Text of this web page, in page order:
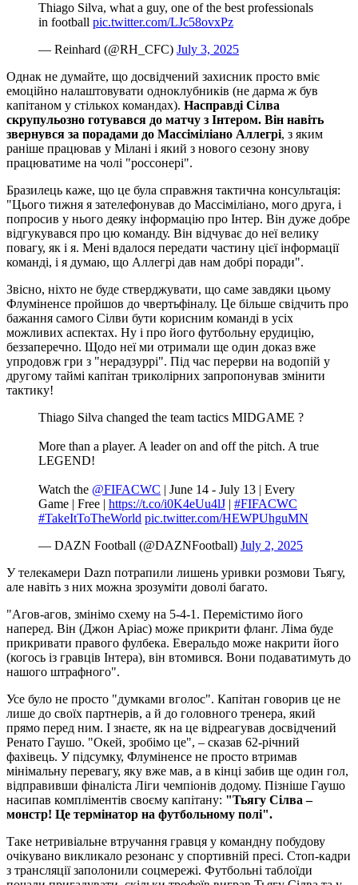
Thiago Silva, what a guy, one of the best professionals
in football pic.twitter.com/LJc58ovxPz
— Reinhard (@RH_CFC) July 3, 2025
Однак не думайте, що досвідчений захисник просто вміє
емоційно налаштовувати одноклубників (не дарма ж був
капітаном у стількох командах). Насправді Сілва
скрупульозно готувався до матчу з Інтером. Він навіть
звернувся за порадами до Массіміліано Аллегрі, з яким
раніше працював у Мілані і який з нового сезону знову
працюватиме на чолі "россонері".
Бразилець каже, що це була справжня тактична консультація:
"Цього тижня я зателефонував до Массіміліано, мого друга, і
попросив у нього деяку інформацію про Інтер. Він дуже добре
відгукувався про цю команду. Він відчуває до неї велику
повагу, як і я. Мені вдалося передати частину цієї інформації
команді, і я думаю, що Аллегрі дав нам добрі поради".
Звісно, ніхто не буде стверджувати, що саме завдяки цьому
Флуміненсе пройшов до чвертьфіналу. Це більше свідчить про
бажання самого Сілви бути корисним команді в усіх
можливих аспектах. Ну і про його футбольну ерудицію,
беззаперечно. Щодо неї ми отримали ще один доказ вже
упродовж гри з "нерадзуррі". Під час перерви на водопій у
другому таймі капітан триколірних запропонував змінити
тактику!
Thiago Silva changed the team tactics MIDGAME ?
More than a player. A leader on and off the pitch. A true
LEGEND!
Watch the @FIFACWC | June 14 - July 13 | Every
Game | Free | https://t.co/i0K4eUu4lJ | #FIFACWC
#TakeItToTheWorld pic.twitter.com/HEWPUhguMN
— DAZN Football (@DAZNFootball) July 2, 2025
У телекамери Dazn потрапили лишень уривки розмови Тьягу,
але навіть з них можна зрозуміти доволі багато.
"Агов-агов, змінімо схему на 5-4-1. Перемістимо його
наперед. Він (Джон Аріас) може прикрити фланг. Ліма буде
прикривати правого фулбека. Еверальдо може накрити його
(когось із гравців Інтера), він втомився. Вони подаватимуть до
нашого штрафного".
Усе було не просто "думками вголос". Капітан говорив це не
лише до своїх партнерів, а й до головного тренера, який
прямо перед ним. І знаєте, як на це відреагував досвідчений
Ренато Гаушо. "Окей, зробімо це", – сказав 62-річний
фахівець. У підсумку, Флуміненсе не просто втримав
мінімальну перевагу, яку вже мав, а в кінці забив ще один гол,
відправивши фіналіста Ліги чемпіонів додому. Пізніше Гаушо
насипав компліментів своєму капітану: "Тьягу Сілва –
монстр! Це термінатор на футбольному полі".
Таке нетривіальне втручання гравця у командну побудову
очікувано викликало резонанс у спортивній пресі. Стоп-кадри
з трансляції заполонили соцмережі. Футбольні таблоїди